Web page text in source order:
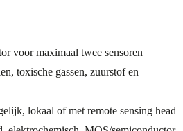
voor maximaal twee sensoren
toxische gassen, zuurstof en
lokaal of met remote sensing head